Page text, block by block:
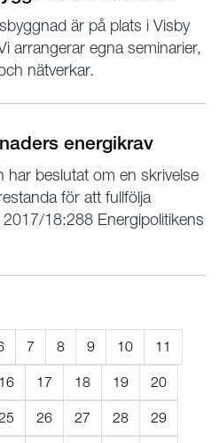
är på plats i Visby
arrangerar egna seminarier,
nätverkar.
energikrav
har beslutat om en skrivelse
för att fullfölja
18:288 Energipolitikens
7 8 9 10 11
16 17 18 19 20
26 27 28 29